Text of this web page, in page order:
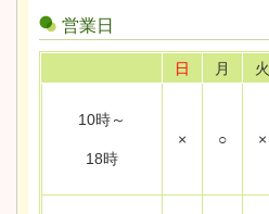
営業日
日 月 火
10時～
18時
× ○ ×